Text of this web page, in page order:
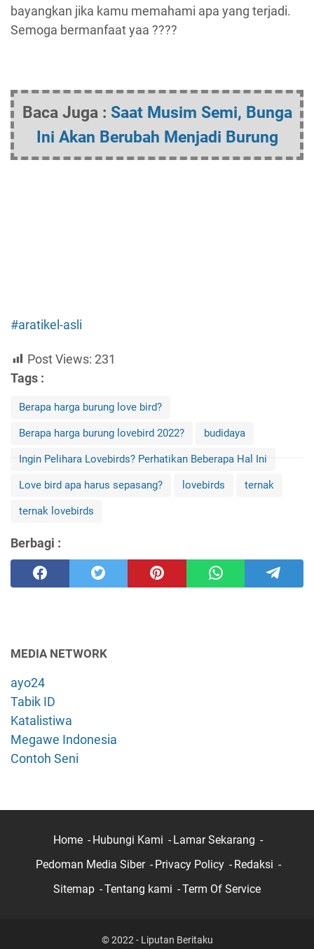
bayangkan jika kamu memahami apa yang terjadi.
Semoga bermanfaat yaa ????
Baca Juga : Saat Musim Semi, Bunga
Ini Akan Berubah Menjadi Burung
#aratikel-asli
Post Views: 231
Tags :
Berapa harga burung love bird?
Berapa harga burung lovebird 2022? budidaya
Ingin Pelihara Lovebirds? Perhatikan Beberapa Hal Ini
Love bird apa harus sepasang? lovebirds ternak
ternak lovebirds
Berbagi :
MEDIA NETWORK
ayo24
Tabik ID
Katalistiwa
Megawe Indonesia
Contoh Seni
Home Hubungi Kami
Lamar Sekarang
Pedoman Media Siber
Privacy Policy
Redaksi
Sitemap
Tentang kami Term Of Service
© 2022 - Liputan Beritaku